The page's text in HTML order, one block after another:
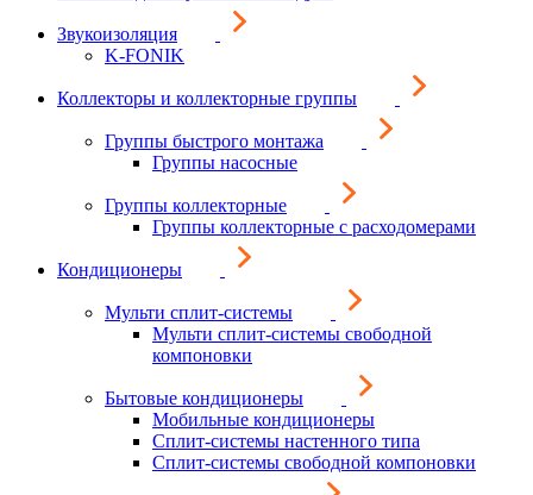
Звукоизоляция
K-FONIK
Коллекторы и коллекторные группы
Группы быстрого монтажа
Группы насосные
Группы коллекторные
Группы коллекторные с расходомерами
Кондиционеры
Мульти сплит-системы
Мульти сплит-системы свободной
компоновки
Бытовые кондиционеры
Мобильные кондиционеры
Сплит-системы настенного типа
Сплит-системы свободной компоновки